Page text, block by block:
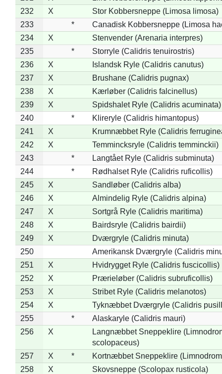
232
X
Stor Kobbersneppe (Limosa limosa)
233
*
Canadisk Kobbersneppe (Limosa
234
X
Stenvender (Arenaria interpres)
235
*
Storryle (Calidris tenuirostris)
236
X
Islandsk Ryle (Calidris canutus)
237
X
Brushane (Calidris pugnax)
238
X
Kærløber (Calidris falcinellus)
239
X
Spidshalet Ryle (Calidris acuminata)
240
*
Klireryle (Calidris himantopus)
241
X
Krumnæbbet Ryle (Calidris
242
X
Temmincksryle (Calidris temminckii)
243
*
Langtået Ryle (Calidris subminuta)
244
*
Rødhalset Ryle (Calidris ruficollis)
245
X
Sandløber (Calidris alba)
246
X
Almindelig Ryle (Calidris alpina)
247
X
Sortgrå Ryle (Calidris maritima)
248
X
Bairdsryle (Calidris bairdii)
249
X
Dværgryle (Calidris minuta)
250
Amerikansk Dværgryle (Calidris
251
X
Hvidrygget Ryle (Calidris fuscicollis)
252
X
Prærieløber (Calidris subruficollis)
253
X
Stribet Ryle (Calidris melanotos)
254
X
Tyknæbbet Dværgryle (Calidris
255
*
Alaskaryle (Calidris mauri)
256
X
Langnæbbet Sneppeklire
scolopaceus)
257
X *
Kortnæbbet Sneppeklire
258
X
Skovsneppe (Scolopax rusticola)